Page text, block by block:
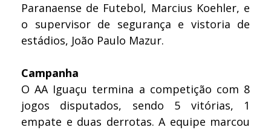
Paranaense de Futebol, Marcius Koehler, e
o supervisor de segurança e vistoria de
estádios, João Paulo Mazur.
Campanha
O AA Iguaçu termina a competição com 8
jogos disputados, sendo 5 vitórias, 1
empate e duas derrotas. A equipe marcou